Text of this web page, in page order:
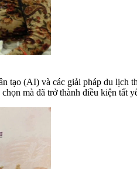
(AI) và các giải pháp du lịch
mà đã trở thành điều kiện tất